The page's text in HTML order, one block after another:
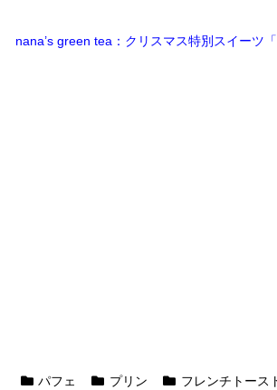
nana’s green tea：クリスマス特別スイーツ
パフェ プリン フレンチトース